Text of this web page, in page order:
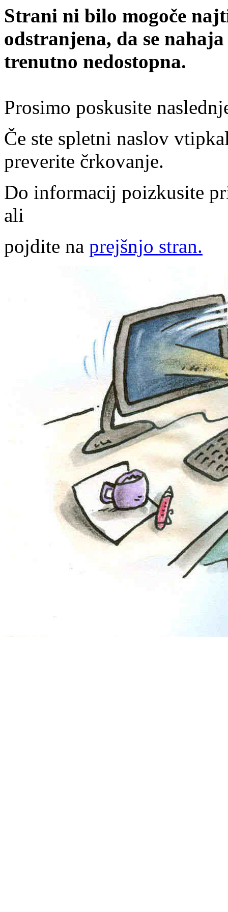
Strani ni bilo mogoče
odstranjena, da se
trenutno nedostopna.
Prosimo poskusite
Če ste spletni naslov
preverite črkovanje.
Do informacij poizkusite
ali
pojdite na prejšnjo stran.